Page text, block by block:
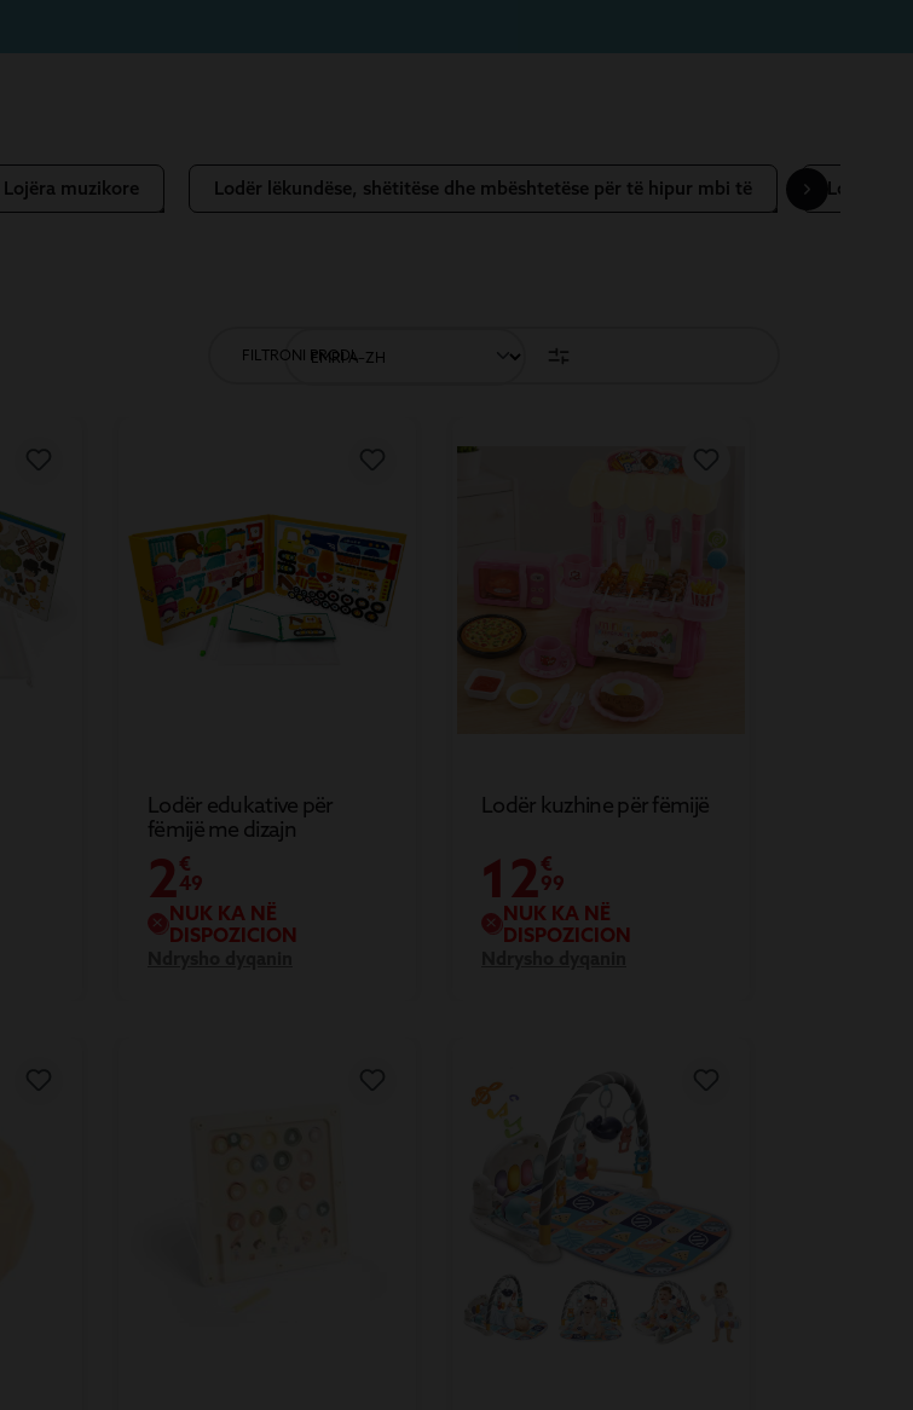
Lojëra muzikore Lodër lëkundëse, shëtitëse dhe mbështetëse për të hipur mbi të Lodër
FILTRONI PRODUKTET
Lodër edukative për
fëmijë me dizajn
transporti
2€
49
NUK KA NË
DISPOZICION
Lodër kuzhine për fëmijë
12€
99
NUK KA NË
DISPOZICION